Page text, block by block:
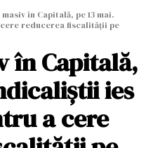
în Capitală, pe 13 mai.
reducerea fiscalităţii pe
în Capitală,
ies
a cere